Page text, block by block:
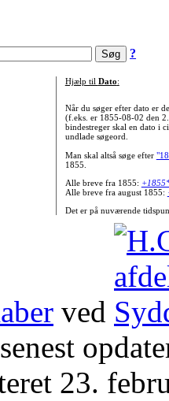
?
Hjælp til Dato:
Når du søger efter dato er
(f.eks. er 1855-08-02 den
bindestreger skal en dato i
undlade søgeord.
Man skal altså søge efter
1855.
Alle breve fra 1855:
Alle breve fra august 1855:
Det er på nuværende
ved
23.